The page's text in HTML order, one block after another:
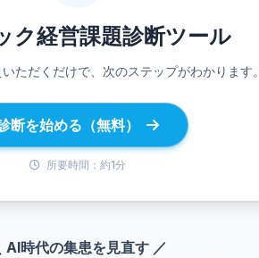
ク経営課題診断ツール
ただくだけで、次のステップがわかります。
断を始める（無料）
所要時間：約1分
AI時代の集患を見直す ／